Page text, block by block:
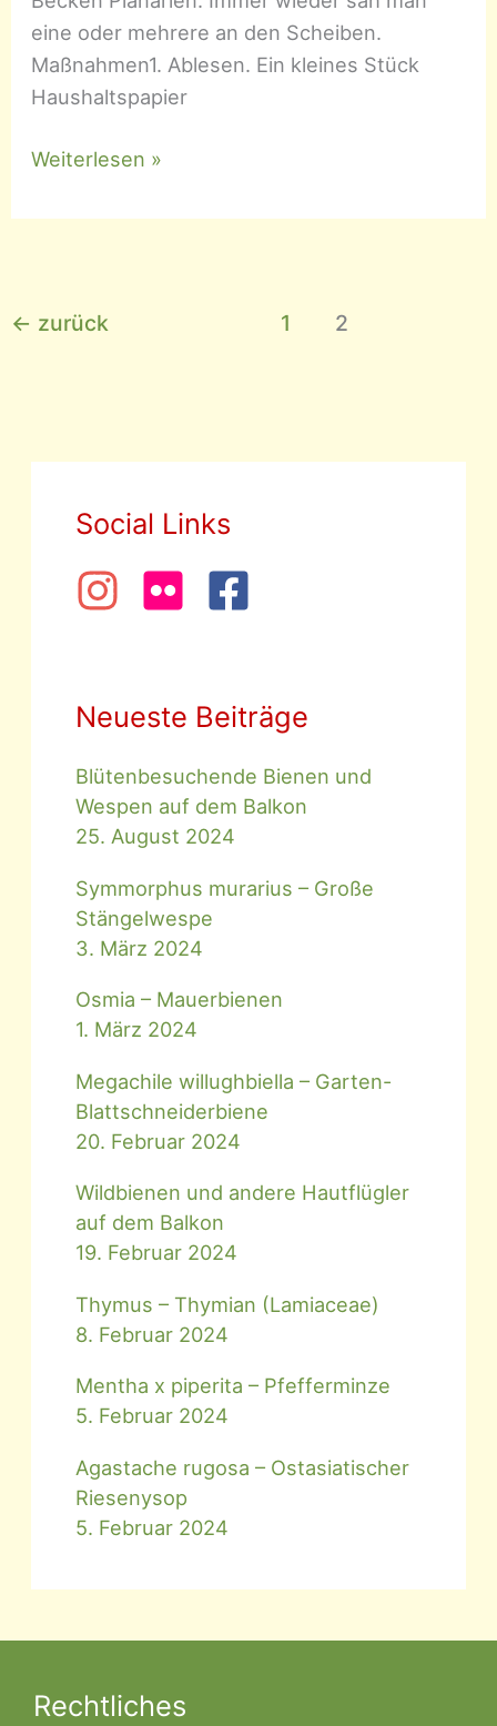
eine oder mehrere an den Scheiben.
Maßnahmen1. Ablesen. Ein kleines Stück
Haushaltspapier
Planarien
Weiterlesen »
← zurück 1 2
Social Links
Neueste Beiträge
Blütenbesuchende Bienen und
Wespen auf dem Balkon
25. August 2024
Symmorphus murarius – Große
Stängelwespe
3. März 2024
Osmia – Mauerbienen
1. März 2024
Megachile willughbiella – Garten-
Blattschneiderbiene
20. Februar 2024
Wildbienen und andere Hautflügler
auf dem Balkon
19. Februar 2024
Thymus – Thymian (Lamiaceae)
8. Februar 2024
Mentha x piperita – Pfefferminze
5. Februar 2024
Agastache rugosa – Ostasiatischer
Riesenysop
5. Februar 2024
Rechtliches